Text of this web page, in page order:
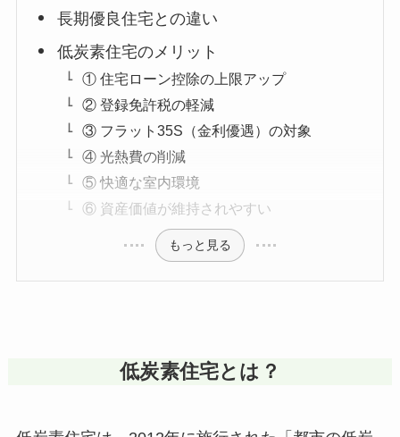
長期優良住宅との違い
低炭素住宅のメリット
① 住宅ローン控除の上限アップ
② 登録免許税の軽減
③ フラット35S（金利優遇）の対象
④ 光熱費の削減
⑤ 快適な室内環境
⑥ 資産価値が維持されやすい
もっと見る
低炭素住宅とは？